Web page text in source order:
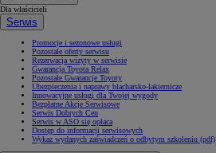
Dla właścicieli
Serwis
Promocje i sezonowe usługi
Pozostałe oferty serwisu
Rezerwacja wizyty w serwisie
Gwarancja Toyota Relax
Pozostałe Gwarancje Toyoty
Ubezpieczenia i naprawy blacharsko-lakiernicze
Innowacyjne usługi dla Twojej wygody
Bezpłatne Akcje Serwisowe
Serwis Dobrych Cen
Serwis w ASO się opłaca
Dostęp do informacji serwisowych
Wykaz wydanych zaświadczeń o odbytym szkoleniu (pdf)